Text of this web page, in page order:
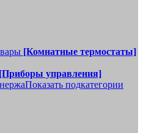
[Комнатные термостаты]
[Приборы управления]
Показать подкатегории